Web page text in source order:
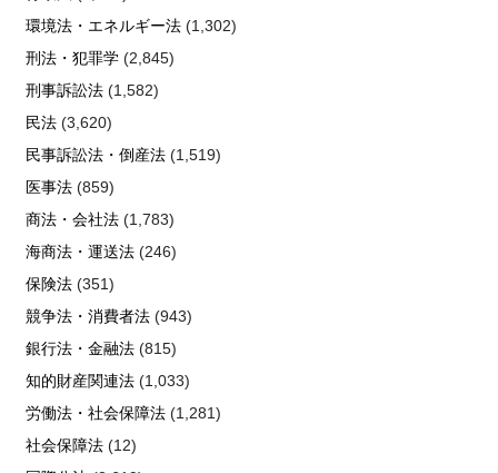
環境法・エネルギー法(1,302)
刑法・犯罪学(2,845)
刑事訴訟法(1,582)
民法(3,620)
民事訴訟法・倒産法(1,519)
医事法(859)
商法・会社法(1,783)
海商法・運送法(246)
保険法(351)
競争法・消費者法(943)
銀行法・金融法(815)
知的財産関連法(1,033)
労働法・社会保障法(1,281)
社会保障法(12)